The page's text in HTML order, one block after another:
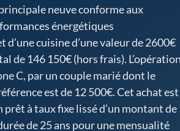
neuve conforme aux
énergétiques
d’une cuisine d’une valeur de 2600€
de 146 150€ (hors frais). L’opération
C, par un couple marié dont le
est de 12 500€. Cet achat est
prêt à taux fixe lissé d’un montant de
de 25 ans pour une mensualité